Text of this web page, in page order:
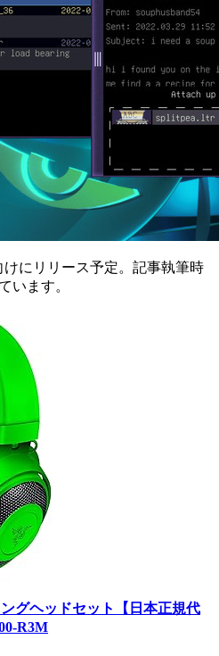
けにリリース予定。記事執筆時
います。
グヘッドセット【日本正規代
R3M